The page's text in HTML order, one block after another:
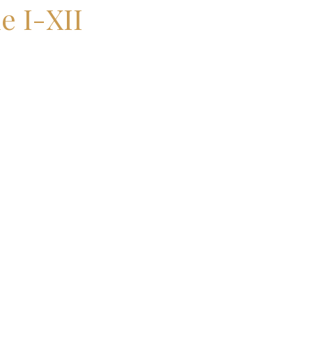
I-XII